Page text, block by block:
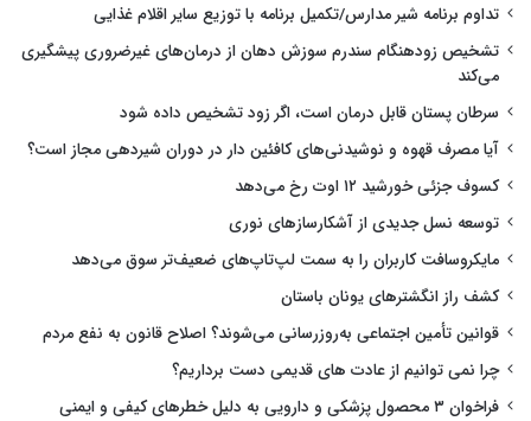
تداوم برنامه شیر مدارس/تکمیل برنامه با توزیع سایر اقلام غذایی
تشخیص زودهنگام سندرم سوزش دهان از درمان‌های غیرضروری پیشگیری
می‌کند
سرطان پستان قابل درمان است، اگر زود تشخیص داده شود
آیا مصرف قهوه و نوشیدنی‌های کافئین دار در دوران شیردهی مجاز است؟
کسوف جزئی خورشید ۱۲ اوت رخ می‌دهد
توسعه نسل جدیدی از آشکارسازهای نوری
مایکروسافت کاربران را به سمت لپ‌تاپ‌های ضعیف‌تر سوق می‌دهد
کشف راز انگشترهای یونان باستان
قوانین تأمین اجتماعی به‌روزرسانی می‌شوند؟ اصلاح قانون به نفع مردم
چرا نمی توانیم از عادت های قدیمی دست برداریم؟
فراخوان ۳ محصول پزشکی و دارویی به دلیل خطرهای کیفی و ایمنی